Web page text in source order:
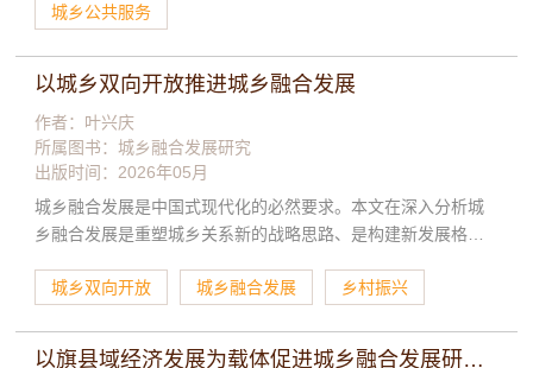
农村养老服务体系建设仍需持续优化提升、农业转移人口市民
时期，需要锚定2035年基本实现现代化目标，实现更高水平、
格局奠定坚实基础。本文在剖析“十四五”时期城乡融合发展成效
和当前面临主要问题的基础上，系统提出“十五五”时期城乡融合
发展目标体系，并从提升融合水平、明确地域单元、促进要素
流动、建立长效机制等方面，阐述“十五五”时期推进城乡融合发
展的主要任务。
城乡公共服务
以城乡双向开放推进城乡融合发展
作者：叶兴庆
所属图书： 城乡融合发展研究
出版时间：2026年05月
城乡融合发展是中国式现代化的必然要求。本文在深入分析城
乡融合发展是重塑城乡关系新的战略思路、是构建新发展格局
再配置效应提前减退、农业劳动力转移就业人口增量与第一产
城乡双向开放 城乡融合发展 乡村振兴
以旗县域经济发展为载体促进城乡融合发展研究——以内蒙古自治区为例